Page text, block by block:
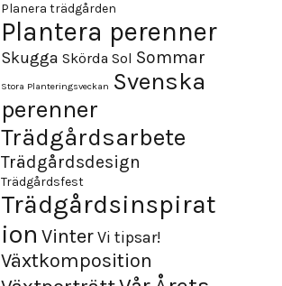
Planera trädgården
Plantera perenner
Skugga Skörda Sol Sommar
Stora Planteringsveckan Svenska
perenner
Trädgårdsarbete
Trädgårdsdesign
Trädgårdsfest
Trädgårdsinspirat
ion VinterVi tipsar!
Växtkomposition